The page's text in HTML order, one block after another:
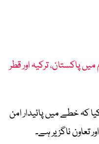
پاکستان، ترکیہ اور قطر
کہ خطے میں پائیدار امن
ناگزیر ہے۔